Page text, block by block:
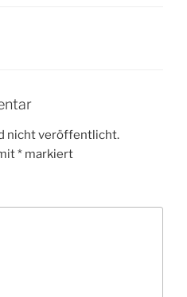
nicht veröffentlicht.
* markiert